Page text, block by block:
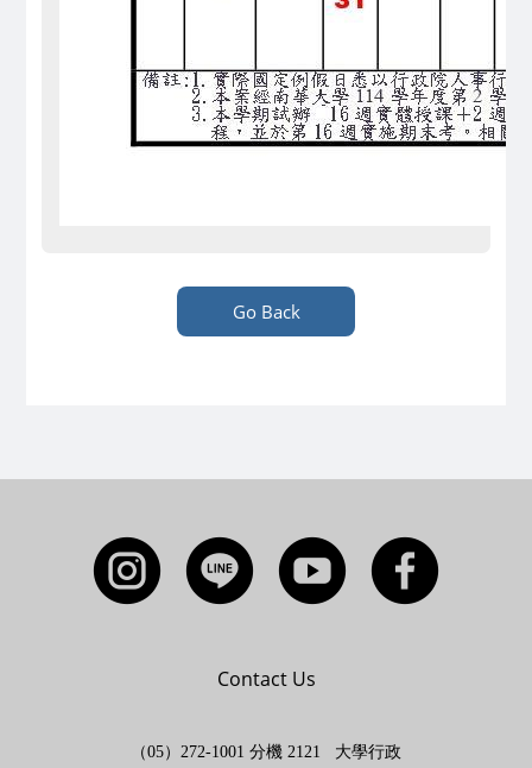
Go Back
Contact Us
（05）272-1001 分機 2121 大學行政